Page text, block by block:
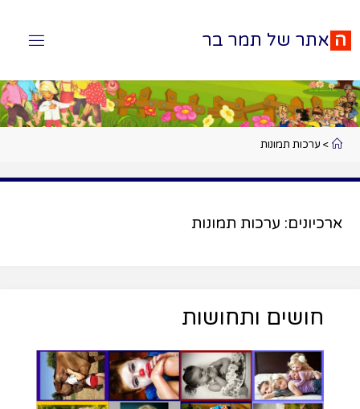
ה אתר של תמר בר
> ערכות תמונות
ארכיונים: ערכות תמונות
חושים ותחושות